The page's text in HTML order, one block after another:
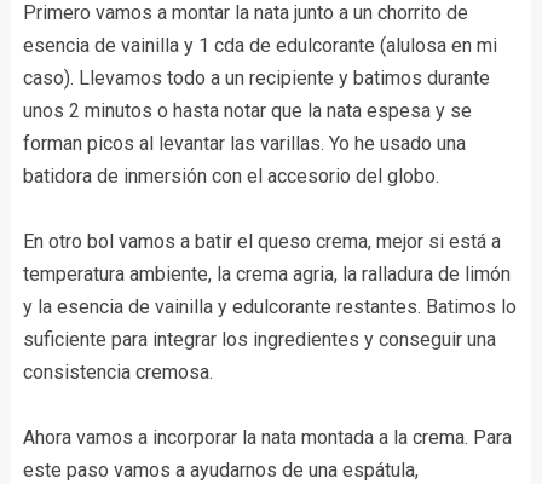
Primero vamos a montar la nata junto a un chorrito de
esencia de vainilla y 1 cda de edulcorante (alulosa en mi
caso). Llevamos todo a un recipiente y batimos durante
unos 2 minutos o hasta notar que la nata espesa y se
forman picos al levantar las varillas. Yo he usado una
batidora de inmersión con el accesorio del globo.
En otro bol vamos a batir el queso crema, mejor si está a
temperatura ambiente, la crema agria, la ralladura de limón
y la esencia de vainilla y edulcorante restantes. Batimos lo
suficiente para integrar los ingredientes y conseguir una
consistencia cremosa.
Ahora vamos a incorporar la nata montada a la crema. Para
este paso vamos a ayudarnos de una espátula,